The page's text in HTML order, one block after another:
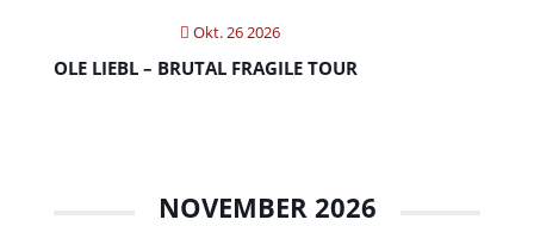
Okt. 26 2026
OLE LIEBL – BRUTAL FRAGILE TOUR
NOVEMBER 2026